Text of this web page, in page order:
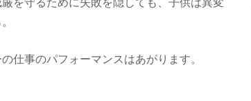
仕事のパフォーマンスはあがります。